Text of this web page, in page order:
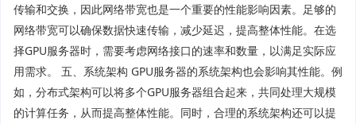
传输和交换，因此网络带宽也是一个重要的性能影响因素。足够的
网络带宽可以确保数据快速传输，减少延迟，提高整体性能。在选
择GPU服务器时，需要考虑网络接口的速率和数量，以满足实际应
用需求。 五、系统架构 GPU服务器的系统架构也会影响其性能。例
如，分布式架构可以将多个GPU服务器组合起来，共同处理大规模
的计算任务，从而提高整体性能。同时，合理的系统架构还可以提